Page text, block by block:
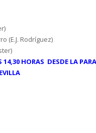
(E.J. Rodríguez)
HORAS DESDE LA